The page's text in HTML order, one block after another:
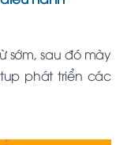
sớm, sau đó mày
phát triển các